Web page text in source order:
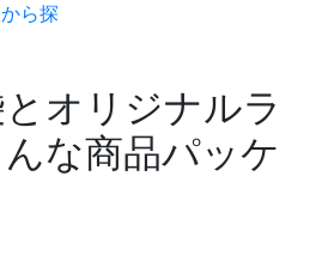
オリジナルラ
な商品パッケ